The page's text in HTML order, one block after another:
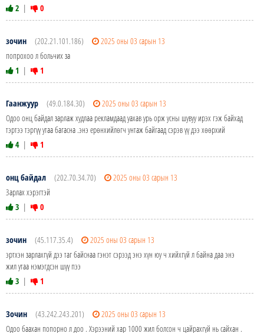
2 | 0
зочин (202.21.101.186)
2025 оны 03 сарын 13
попрохоо л больчих за
1 | 1
Гаанжуур (49.0.184.30)
2025 оны 03 сарын 13
Одоо онц байдал зарлаж худлаа рекламдаад уахав урь орж усны шувуу ирэх гэж байхад
тэртээ тэргүү утаа багасна .энэ ерөнхийлөгч унтаж байгаад сэрэв үү дээ хөөрхий
4 | 1
онц байдал (202.70.34.70)
2025 оны 03 сарын 13
Зарлах хэрэгтэй
3 | 0
зочин (45.117.35.4)
2025 оны 03 сарын 13
эртхэн зарлахгүй дээ таг байснаа гэнэт сэрээд энэ хүн юу ч хийхгүй л байна даа энэ
жил утаа нэмэгдсэн шүү пээ
3 | 1
Зочин (43.242.243.201)
2025 оны 03 сарын 13
Одоо баахан попорно л доо . Хэрээний хар 1000 жил болсон ч цайрахгүй нь сайхан .